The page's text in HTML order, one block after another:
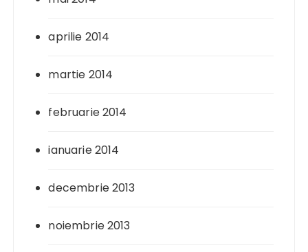
aprilie 2014
martie 2014
februarie 2014
ianuarie 2014
decembrie 2013
noiembrie 2013